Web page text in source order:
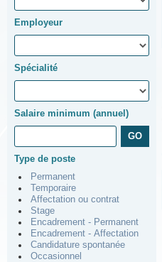
Employeur
Spécialité
Salaire minimum (annuel)
Type de poste
Permanent
Temporaire
Affectation ou contrat
Stage
Encadrement - Permanent
Encadrement - Affectation
Candidature spontanée
Occasionnel